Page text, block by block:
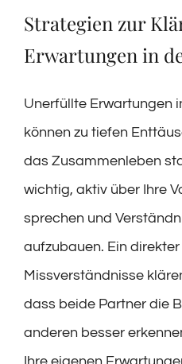
Strategien zur
Erwartungen in
Unerfüllte Erwartungen
können zu tiefen
das Zusammenleben
wichtig, aktiv über Ihre
sprechen und
aufzubauen. Ein
Missverständnisse
dass beide Partner die
anderen besser